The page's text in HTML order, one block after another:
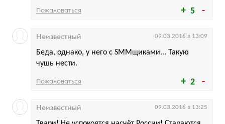
5
Пожаловаться
2
Беда, однако, у него с SMMщиками... Такую
чушь нести.
Неизвестный 09.03.2016 в 13:09
Пожаловаться
Неизвестный 09.03.2016 в 13:25